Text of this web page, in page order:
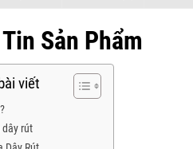
Sản Phẩm
viết
dây rút